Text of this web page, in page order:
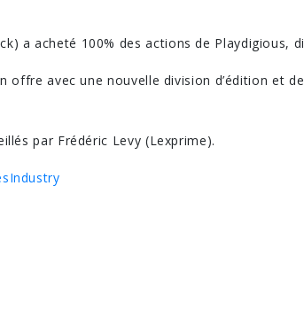
a acheté 100% des actions de Playdigious,
avec une nouvelle division d’édition et
par Frédéric Levy (Lexprime).